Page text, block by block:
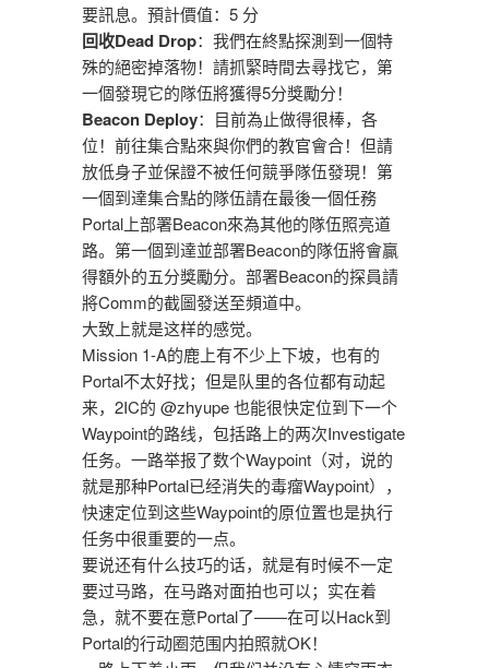
要訊息。預計價值：5 分
回收Dead Drop：我們在終點探測到一個特
殊的絕密掉落物！請抓緊時間去尋找它，第
一個發現它的隊伍將獲得5分獎勵分！
Beacon Deploy：目前為止做得很棒，各
位！前往集合點來與你們的教官會合！但請
放低身子並保證不被任何競爭隊伍發現！第
一個到達集合點的隊伍請在最後一個任務
Portal上部署Beacon來為其他的隊伍照亮道
路。第一個到達並部署Beacon的隊伍將會贏
得額外的五分獎勵分。部署Beacon的探員請
將Comm的截圖發送至頻道中。
大致上就是这样的感觉。
Mission 1-A的鹿上有不少上下坡，也有的
Portal不太好找；但是队里的各位都有动起
来，2IC的 @zhyupe 也能很快定位到下一个
Waypoint的路线，包括路上的两次Investigate
任务。一路举报了数个Waypoint（对，说的
就是那种Portal已经消失的毒瘤Waypoint），
快速定位到这些Waypoint的原位置也是执行
任务中很重要的一点。
要说还有什么技巧的话，就是有时候不一定
要过马路，在马路对面拍也可以；实在着
急，就不要在意Portal了——在可以Hack到
Portal的行动圈范围内拍照就OK！